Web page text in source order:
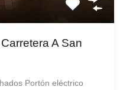
A San
Portón eléctrico